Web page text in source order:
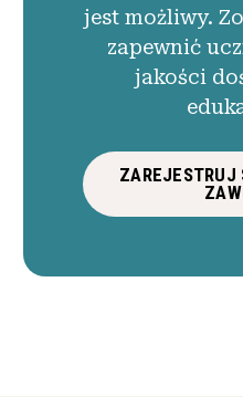
jest możliwy.
zapewnić
jakości
ZAREJESTRUJ